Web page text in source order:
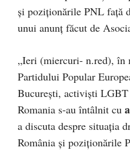
și poziționările PNL față
unui anunț făcut de
„Ieri (miercuri- n.red), în
Partidului Popular
București, activiști
Romania s-au întâlnit cu
a discuta despre situația
România și poziționările